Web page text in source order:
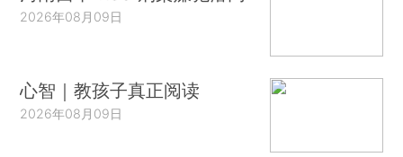
2026年08月09日
心智｜教孩子真正阅读
2026年08月09日